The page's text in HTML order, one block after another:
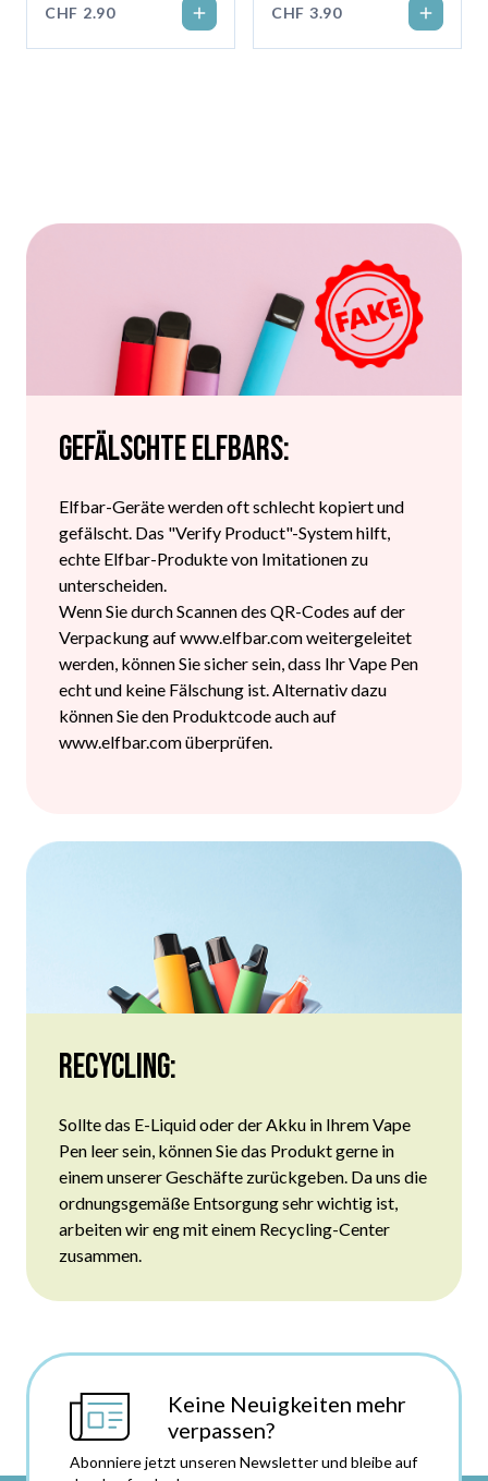
CHF 2.90 CHF 3.90
Gefälschte Elfbars:
Elfbar-Geräte werden oft schlecht kopiert und
gefälscht. Das "Verify Product"-System hilft,
echte Elfbar-Produkte von Imitationen zu
unterscheiden.
Wenn Sie durch Scannen des QR-Codes auf der
Verpackung auf www.elfbar.com weitergeleitet
werden, können Sie sicher sein, dass Ihr Vape Pen
echt und keine Fälschung ist. Alternativ dazu
können Sie den Produktcode auch auf
www.elfbar.com überprüfen.
Recycling:
Sollte das E-Liquidoder derAkku in Ihrem Vape
Pen leer sein, können Sie das Produkt gerne in
einem unserer Geschäfte zurückgeben. Da uns die
ordnungsgemäße Entsorgung sehr wichtig ist,
arbeiten wir eng mit einem Recycling-Center
zusammen.
Keine Neuigkeiten mehr
verpassen?
Abonniere jetzt unseren Newsletter und bleibe auf